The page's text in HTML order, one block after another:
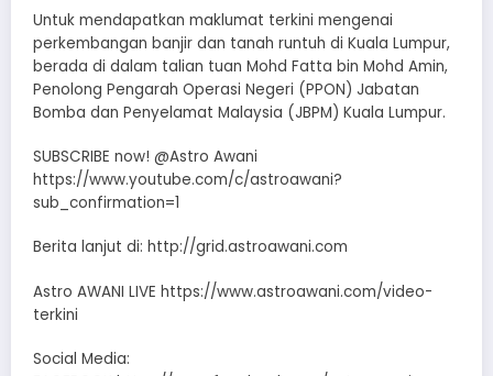
Untuk mendapatkan maklumat terkini mengenai
perkembangan banjir dan tanah runtuh di Kuala Lumpur,
berada di dalam talian tuan Mohd Fatta bin Mohd Amin,
Penolong Pengarah Operasi Negeri (PPON) Jabatan
Bomba dan Penyelamat Malaysia (JBPM) Kuala Lumpur.
SUBSCRIBE now! @Astro Awani
https://www.youtube.com/c/astroawani?
sub_confirmation=1
Berita lanjut di: http://grid.astroawani.com
Astro AWANI LIVE https://www.astroawani.com/video-
terkini
Social Media: